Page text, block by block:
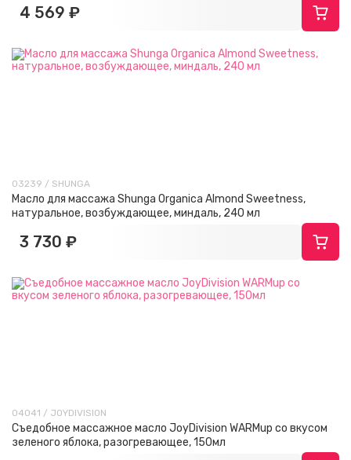
4 569 ₽
03239 / SHUNGA
Масло для массажа Shunga Organica Almond Sweetness,
натуральное, возбуждающее, миндаль, 240 мл
3 730 ₽
04041 / JOYDIVISION
Съедобное массажное масло JoyDivision WARMup со вкусом
зеленого яблока, разогревающее, 150мл